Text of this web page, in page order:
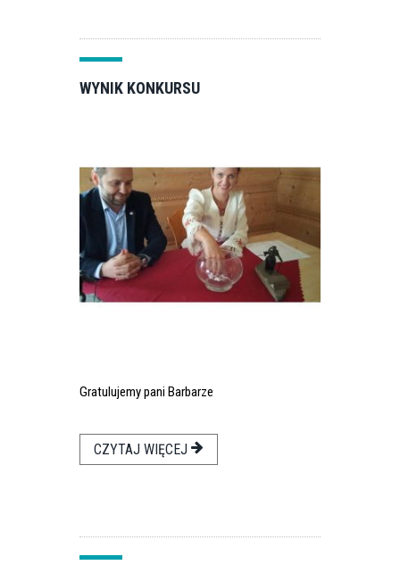
WYNIK KONKURSU
Gratulujemy pani Barbarze
CZYTAJ WIĘCEJ